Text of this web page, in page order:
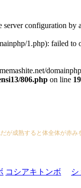
server configuration
1.php): failed
806.php on line 19
が成熟すると体全体が赤
コシアキトンボ